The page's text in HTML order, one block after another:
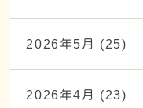
2026年5月 (25)
2026年4月 (23)